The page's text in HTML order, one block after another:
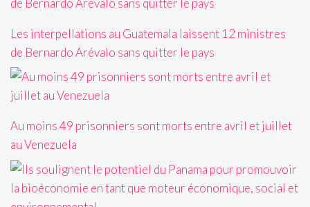
Les interpellations au Guatemala laissent 12 ministres
de Bernardo Arévalo sans quitter le pays
Au moins 49 prisonniers sont morts entre avril et juillet
au Venezuela